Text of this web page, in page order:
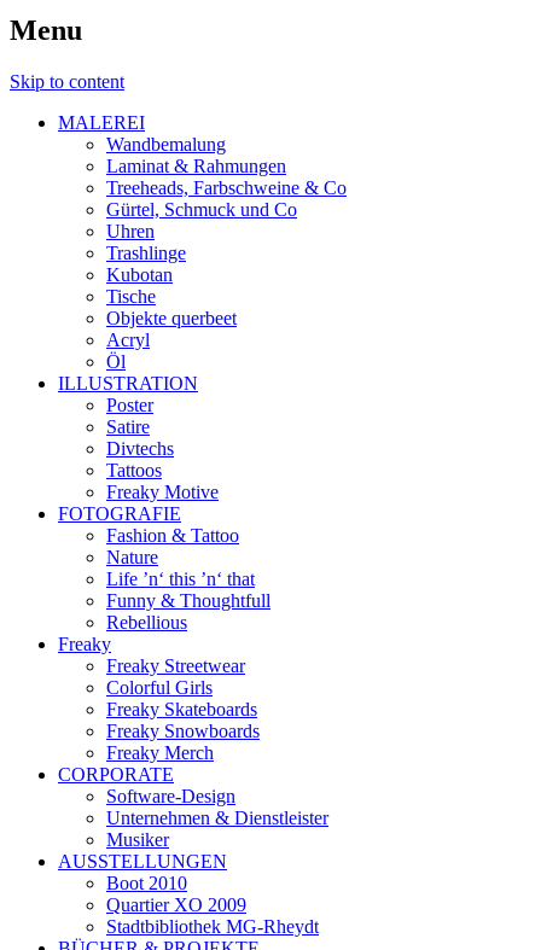
Menu
Skip to content
MALEREI
Wandbemalung
Laminat & Rahmungen
Treeheads, Farbschweine & Co
Gürtel, Schmuck und Co
Uhren
Trashlinge
Kubotan
Tische
Objekte querbeet
Acryl
Öl
ILLUSTRATION
Poster
Satire
Divtechs
Tattoos
Freaky Motive
FOTOGRAFIE
Fashion & Tattoo
Nature
Life ’n‘ this ’n‘ that
Funny & Thoughtfull
Rebellious
Freaky
Freaky Streetwear
Colorful Girls
Freaky Skateboards
Freaky Snowboards
Freaky Merch
CORPORATE
Software-Design
Unternehmen & Dienstleister
Musiker
AUSSTELLUNGEN
Boot 2010
Quartier XO 2009
Stadtbibliothek MG-Rheydt